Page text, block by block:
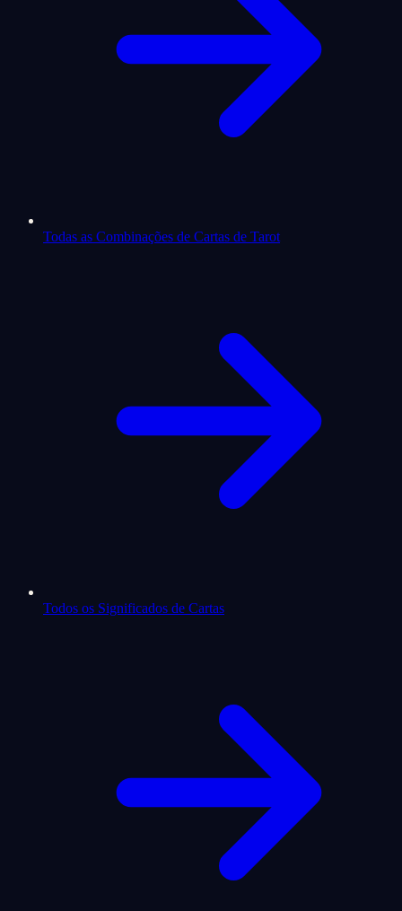
Todas as Combinações de Cartas de Tarot
Todos os Significados de Cartas